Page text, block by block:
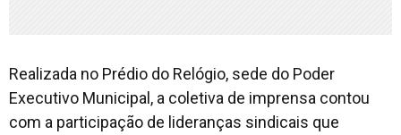
Realizada no Prédio do Relógio, sede do Poder
Executivo Municipal, a coletiva de imprensa contou
com a participação de lideranças sindicais que